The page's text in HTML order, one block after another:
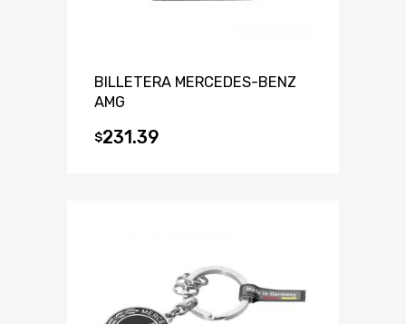
BILLETERA MERCEDES-BENZ
AMG
$231.39